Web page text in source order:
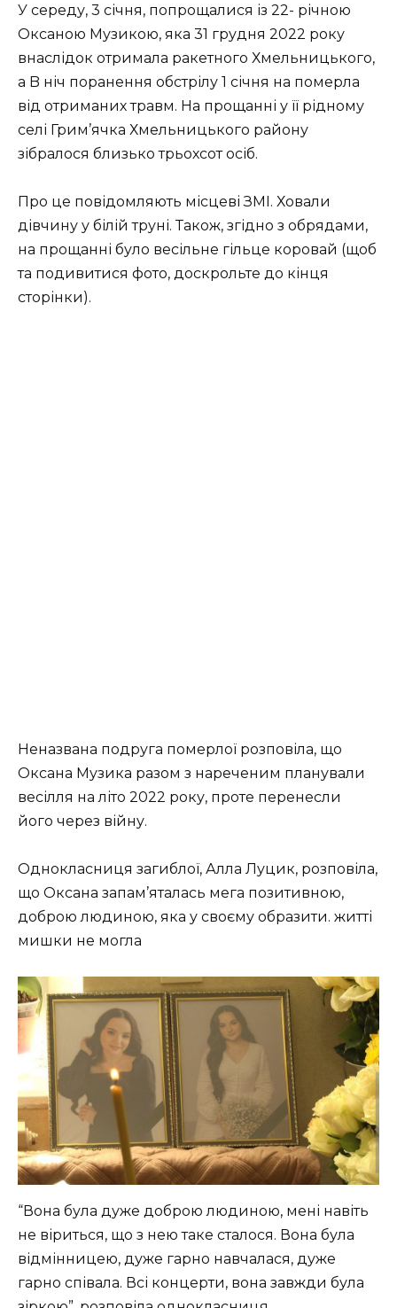
У середу, 3 січня, попрощалися із 22- річною
Оксаною Музикою, яка 31 грудня 2022 року
внаслідок отримала ракетного Хмельницького,
а B ніч поранення обстрілу 1 січня на померла
від отриманих травм. На прощанні у її рідному
селі Грим’ячка Хмельницького району
зібралося близько трьохсот осіб.
Про це повідомляють місцеві ЗМІ. Ховали
дівчину у білій труні. Також, згідно з обрядами,
на прощанні було весільне гільце коровай (щоб
та подивитися фото, доскрольте до кінця
сторінки).
Неназвана подруга померлої розповіла, що
Оксана Музика разом з нареченим планували
весілля на літо 2022 року, проте перенесли
його через війну.
Однокласниця загиблої, Алла Луцик, розповіла,
що Оксана запам’яталась мега позитивною,
доброю людиною, яка у своєму образити. житті
мишки не могла
“Вона була дуже доброю людиною, мені навіть
не віриться, що з нею таке сталося. Вона була
відмінницею, дуже гарно навчалася, дуже
гарно співала. Всі концерти, вона завжди була